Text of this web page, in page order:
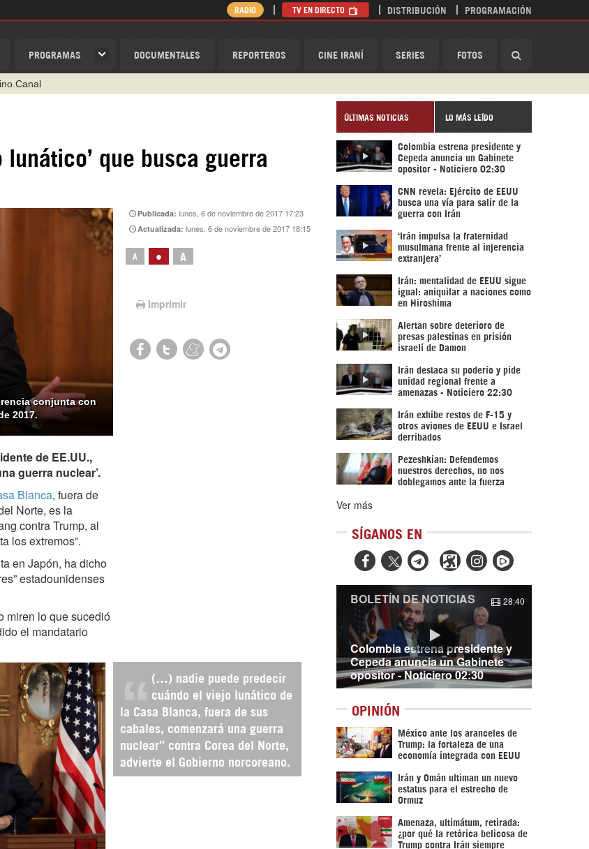
PROGRAMAS DOCUMENTALES REPORTEROS CINE IRANÍ SERIES FOTOS
RADIO TV EN DIRECTO DISTRIBUCIÓN PROGRAMACIÓN
lunático’ que busca guerra
conjunta con
2017.
Publicada:lunes, 6 de noviembre de 2017 17:23
Actualizada:lunes, 6 de noviembre de 2017 18:15
A • A
Imprimir
de EE.UU.,
guerra nuclear’.
Blanca, fuera de
Norte, es la
contra Trump, al
los extremos”.
en Japón, ha dicho
estadounidenses
miren lo que sucedió
el mandatario
(…) nadie puede predecir
cuándo el viejo lunático de
la Casa Blanca, fuera de sus
cabales, comenzará una guerra
nuclear” contra Corea del Norte,
advierte el Gobierno norcoreano.
ÚLTIMAS NOTICIAS LO MÁS LEÍDO
Colombia estrena presidente y
Cepeda anuncia un Gabinete
opositor - Noticiero 02:30
CNN revela: Ejército de EEUU
busca una vía para salir de la
guerra con Irán
‘Irán impulsa la fraternidad
musulmana frente al injerencia
extranjera’
Irán: mentalidad de EEUU sigue
igual: aniquilar a naciones como
en Hiroshima
Alertan sobre deterioro de
presas palestinas en prisión
israelí de Damon
Irán destaca su poderío y pide
unidad regional frente a
amenazas - Noticiero 22:30
Irán exhibe restos de F-15 y
otros aviones de EEUU e Israel
derribados
Pezeshkian: Defendemos
nuestros derechos, no nos
doblegamos ante la fuerza
Ver más
SÍGANOS EN
  
Colombia estrena presidente y
Cepeda anuncia un Gabinete
opositor - Noticiero 02:30
BOLETÍN DE NOTICIAS 28:40
OPINIÓN
México ante los aranceles de
Trump: la fortaleza de una
economía integrada con EEUU
Irán y Omán ultiman un nuevo
estatus para el estrecho de
Ormuz
Amenaza, ultimátum, retirada:
¿por qué la retórica belicosa de
Trump contra Irán siempre